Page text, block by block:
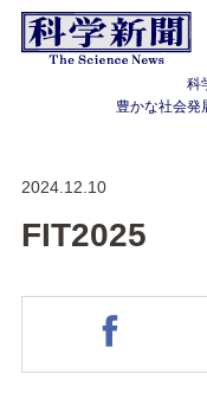
科
豊かな社会発
2024.12.10
FIT2025